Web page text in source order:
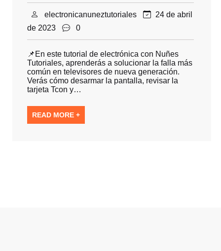
electronicanuneztutoriales
24 de abril
de 2023
0
📌En este tutorial de electrónica con Nuñes
Tutoriales, aprenderás a solucionar la falla más
común en televisores de nueva generación.
Verás cómo desarmar la pantalla, revisar la
tarjeta Tcon y…
READ MORE +